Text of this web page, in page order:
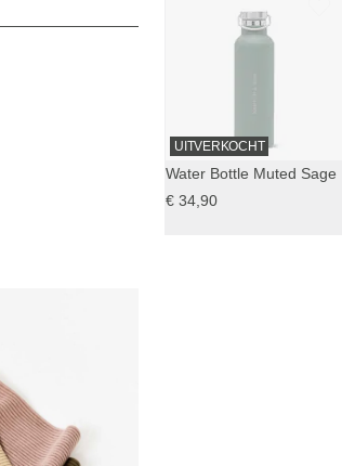
UITVERKOCHT
Water Bottle Muted Sage
€ 34,90